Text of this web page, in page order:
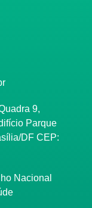
9,
Parque
DF CEP:
Nacional